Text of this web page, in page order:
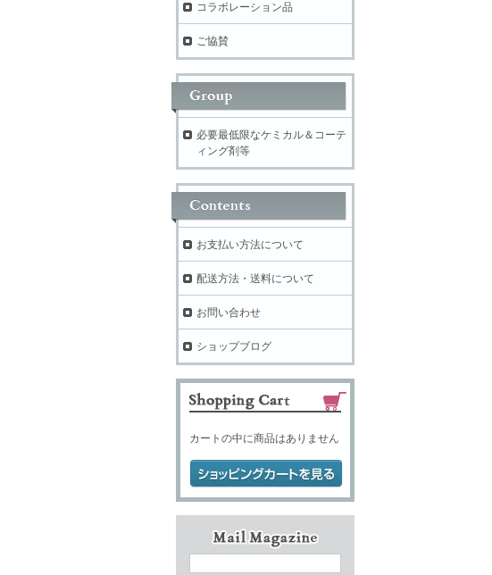
コラボレーション品
ご協賛
必要最低限なケミカル＆コーテ
ィング剤等
お支払い方法について
配送方法・送料について
お問い合わせ
ショップブログ
カートの中に商品はありません